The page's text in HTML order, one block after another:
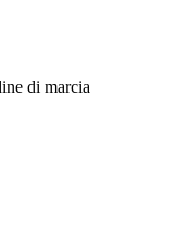
di marcia